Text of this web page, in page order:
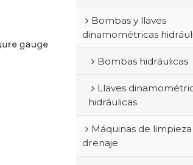
Bombas y llaves
dinamométricas
Bombas hidráulicas
Llaves
hidráulicas
Máquinas de
drenaje